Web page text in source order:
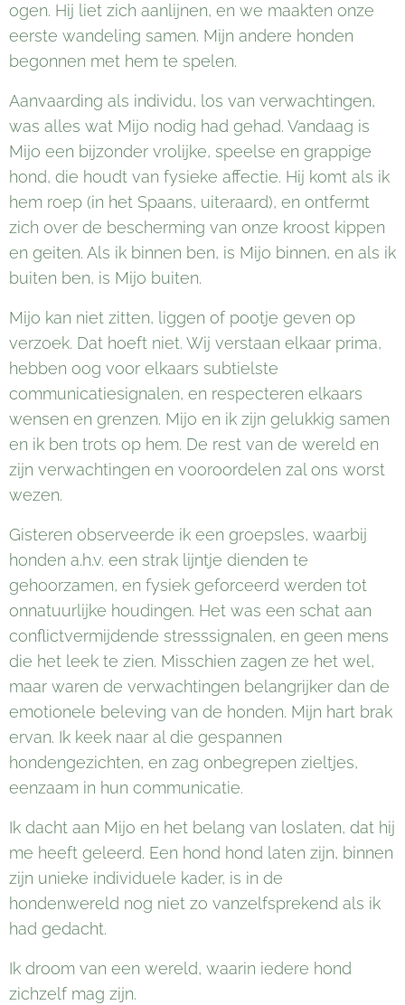
ogen. Hij liet zich aanlijnen, en we maakten onze
eerste wandeling samen. Mijn andere honden
begonnen met hem te spelen.
Aanvaarding als individu, los van verwachtingen,
was alles wat Mijo nodig had gehad. Vandaag is
Mijo een bijzonder vrolijke, speelse en grappige
hond, die houdt van fysieke affectie. Hij komt als ik
hem roep (in het Spaans, uiteraard), en ontfermt
zich over de bescherming van onze kroost kippen
en geiten. Als ik binnen ben, is Mijo binnen, en als ik
buiten ben, is Mijo buiten.
Mijo kan niet zitten, liggen of pootje geven op
verzoek. Dat hoeft niet. Wij verstaan elkaar prima,
hebben oog voor elkaars subtielste
communicatiesignalen, en respecteren elkaars
wensen en grenzen. Mijo en ik zijn gelukkig samen
en ik ben trots op hem. De rest van de wereld en
zijn verwachtingen en vooroordelen zal ons worst
wezen.
Gisteren observeerde ik een groepsles, waarbij
honden a.h.v. een strak lijntje dienden te
gehoorzamen, en fysiek geforceerd werden tot
onnatuurlijke houdingen. Het was een schat aan
conflictvermijdende stresssignalen, en geen mens
die het leek te zien. Misschien zagen ze het wel,
maar waren de verwachtingen belangrijker dan de
emotionele beleving van de honden. Mijn hart brak
ervan. Ik keek naar al die gespannen
hondengezichten, en zag onbegrepen zieltjes,
eenzaam in hun communicatie.
Ik dacht aan Mijo en het belang van loslaten, dat hij
me heeft geleerd. Een hond hond laten zijn, binnen
zijn unieke individuele kader, is in de
hondenwereld nog niet zo vanzelfsprekend als ik
had gedacht.
Ik droom van een wereld, waarin iedere hond
zichzelf mag zijn.